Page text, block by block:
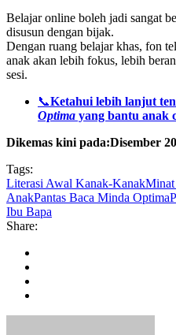
Belajar online boleh jadi sangat
disusun dengan bijak.
Dengan ruang belajar khas, fon
anak akan lebih fokus, lebih
sesi.
📞Ketahui lebih lanjut
Optima yang bantu anak
Dikemas kini pada:Disember
Tags:
Literasi Awal Kanak-KanakMinat
AnakPantas Baca Minda Optima
Ibu Bapa
Share: